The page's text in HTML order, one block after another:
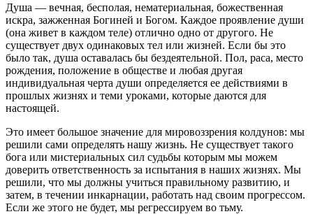
Душа — вечная, бесполая, нематериальная, боже­ственная
искра, зажженная Богиней и Богом. Каждое проявление души
(она живет в каждом теле) отлично одно от другого. Не
существует двух одинаковых тел или жизней. Если бы это
было так, душа оставалась бы бездеятельной. Пол, раса, место
рождения, положение в обществе и любая другая
индивидуальная черта души определяется ее действиями в
прошлых жизнях и теми уроками, которые даются для
настоящей.
Это имеет большое значение для мировоззрения кол­дунов: мы
решили сами определять нашу жизнь. Не существует такого
бога или мистериальных сил судьбы которым мы можем
доверить ответственность за испы­тания в наших жизнях. Мы
решили, что мы должны учиться правильному развитию, и
затем, в течении ин­карнации, работать над своим прогрессом.
Если же это­го не будет, мы регрессируем во тьму.